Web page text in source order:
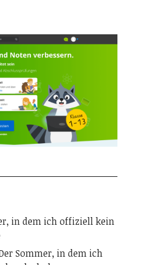
in dem ich offiziell kein
Sommer, in dem ich